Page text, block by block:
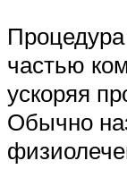
частью
ускоряя
Обычно